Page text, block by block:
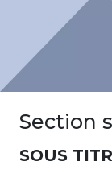
Section
SOUS